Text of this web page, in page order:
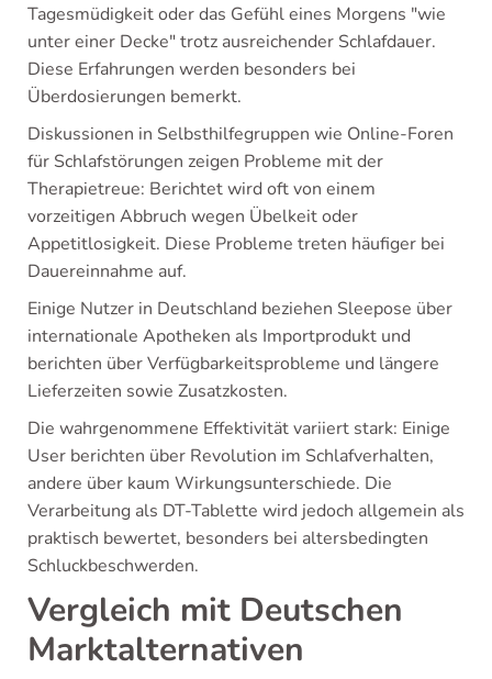
Tagesmüdigkeit oder das Gefühl eines Morgens "wie
unter einer Decke" trotz ausreichender Schlafdauer.
Diese Erfahrungen werden besonders bei
Überdosierungen bemerkt.
Diskussionen in Selbsthilfegruppen wie Online-Foren
für Schlafstörungen zeigen Probleme mit der
Therapietreue: Berichtet wird oft von einem
vorzeitigen Abbruch wegen Übelkeit oder
Appetitlosigkeit. Diese Probleme treten häufiger bei
Dauereinnahme auf.
Einige Nutzer in Deutschland beziehen Sleepose über
internationale Apotheken als Importprodukt und
berichten über Verfügbarkeitsprobleme und längere
Lieferzeiten sowie Zusatzkosten.
Die wahrgenommene Effektivität variiert stark: Einige
User berichten über Revolution im Schlafverhalten,
andere über kaum Wirkungsunterschiede. Die
Verarbeitung als DT-Tablette wird jedoch allgemein als
praktisch bewertet, besonders bei altersbedingten
Schluckbeschwerden.
Vergleich mit Deutschen
Marktalternativen